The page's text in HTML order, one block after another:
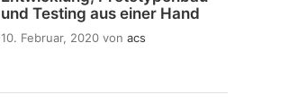
und Testing aus einer Hand
10. Februar, 2020 von acs